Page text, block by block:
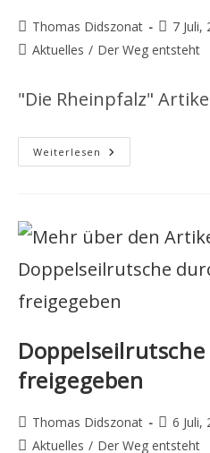
Beitrags-
Autor:
Thomas Didszonat
Beitrag
7 Juli,
Beitrags-
Aktuelles / Der Weg entsteht
"Die Rheinpfalz"
Weiterlesen
In
Doppelseilrutsche
freigegeben
Beitrags-
Autor:
Thomas Didszonat
Beitrag
6 Juli,
Beitrags-
Aktuelles / Der Weg entsteht